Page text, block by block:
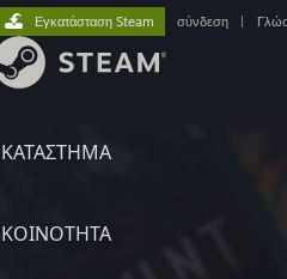
ΚΑΤΑΣΤΗΜΑ
ΚΟΙΝΟΤΗΤΑ
Εγκατάσταση Steam σύνδεση